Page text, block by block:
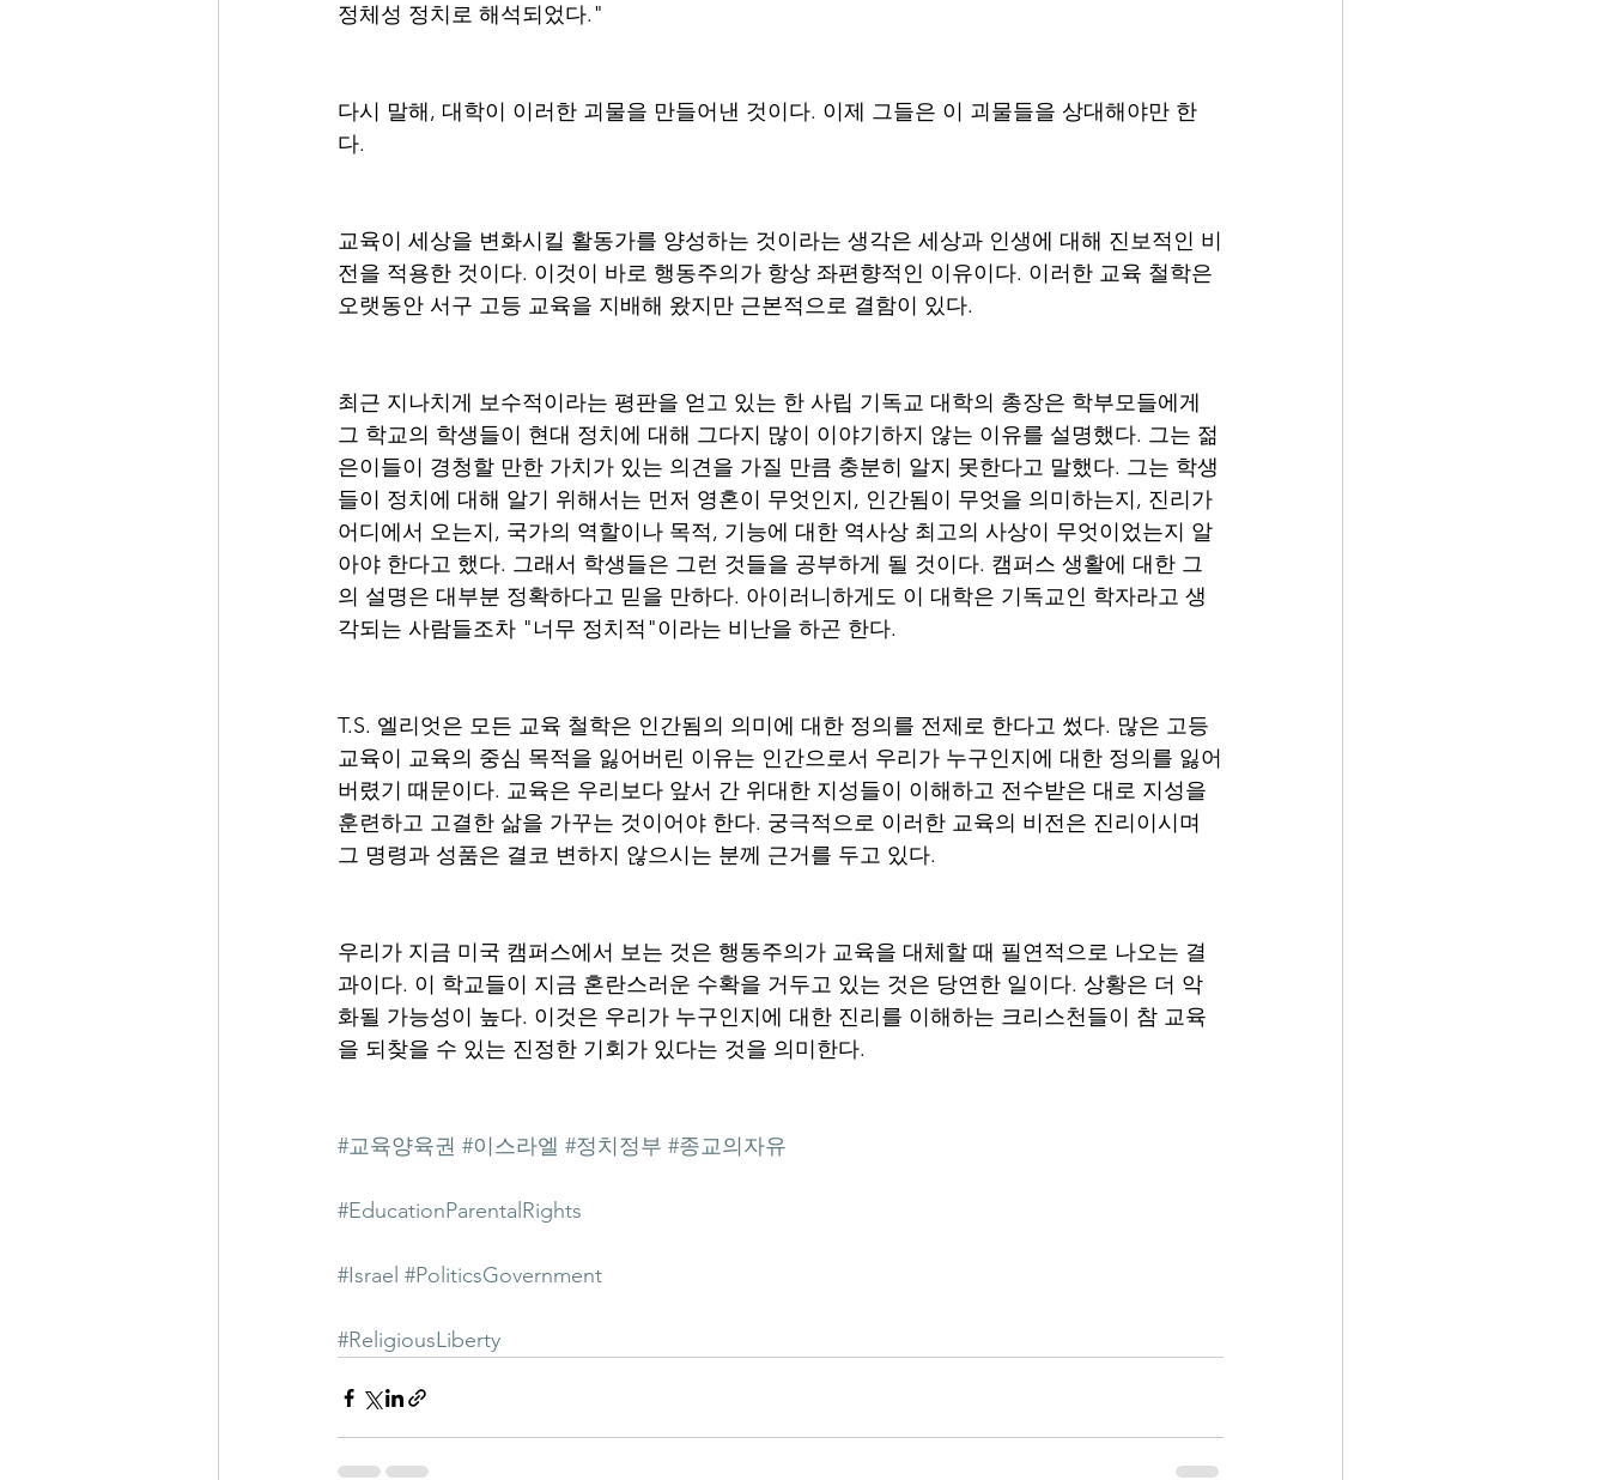
정체성 정치로 해석되었다."
다시 말해, 대학이 이러한 괴물을 만들어낸 것이다. 이제 그들은 이 괴물들을 상대해야만 한
다.
교육이 세상을 변화시킬 활동가를 양성하는 것이라는 생각은 세상과 인생에 대해 진보적인 비
전을 적용한 것이다. 이것이 바로 행동주의가 항상 좌편향적인 이유이다. 이러한 교육 철학은
오랫동안 서구 고등 교육을 지배해 왔지만 근본적으로 결함이 있다.
최근 지나치게 보수적이라는 평판을 얻고 있는 한 사립 기독교 대학의 총장은 학부모들에게
그 학교의 학생들이 현대 정치에 대해 그다지 많이 이야기하지 않는 이유를 설명했다. 그는 젊
은이들이 경청할 만한 가치가 있는 의견을 가질 만큼 충분히 알지 못한다고 말했다. 그는 학생
들이 정치에 대해 알기 위해서는 먼저 영혼이 무엇인지, 인간됨이 무엇을 의미하는지, 진리가
어디에서 오는지, 국가의 역할이나 목적, 기능에 대한 역사상 최고의 사상이 무엇이었는지 알
아야 한다고 했다. 그래서 학생들은 그런 것들을 공부하게 될 것이다. 캠퍼스 생활에 대한 그
의 설명은 대부분 정확하다고 믿을 만하다. 아이러니하게도 이 대학은 기독교인 학자라고 생
각되는 사람들조차 "너무 정치적"이라는 비난을 하곤 한다.
T.S. 엘리엇은 모든 교육 철학은 인간됨의 의미에 대한 정의를 전제로 한다고 썼다. 많은 고등
교육이 교육의 중심 목적을 잃어버린 이유는 인간으로서 우리가 누구인지에 대한 정의를 잃어
버렸기 때문이다. 교육은 우리보다 앞서 간 위대한 지성들이 이해하고 전수받은 대로 지성을
훈련하고 고결한 삶을 가꾸는 것이어야 한다. 궁극적으로 이러한 교육의 비전은 진리이시며
그 명령과 성품은 결코 변하지 않으시는 분께 근거를 두고 있다.
우리가 지금 미국 캠퍼스에서 보는 것은 행동주의가 교육을 대체할 때 필연적으로 나오는 결
과이다. 이 학교들이 지금 혼란스러운 수확을 거두고 있는 것은 당연한 일이다. 상황은 더 악
화될 가능성이 높다. 이것은 우리가 누구인지에 대한 진리를 이해하는 크리스천들이 참 교육
을 되찾을 수 있는 진정한 기회가 있다는 것을 의미한다.
#교육양육권 #이스라엘 #정치정부 #종교의자유
#EducationParentalRights
#Israel #PoliticsGovernment
#ReligiousLiberty